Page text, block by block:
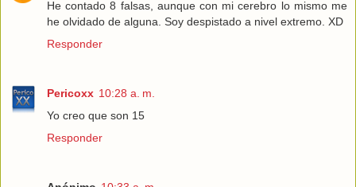
He contado 8 falsas, aunque con mi cerebro lo mismo me
he olvidado de alguna. Soy despistado a nivel extremo. XD
Responder
Pericoxx 10:28 a. m.
Yo creo que son 15
Responder